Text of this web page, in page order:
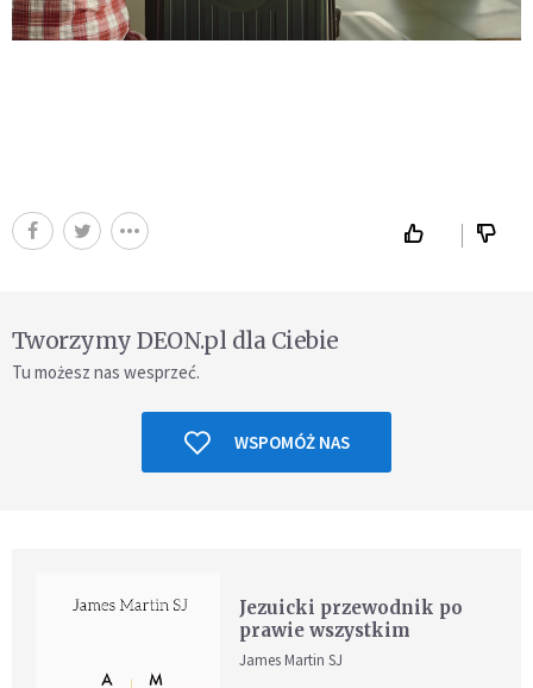
Tworzymy DEON.pl dla Ciebie
Tu możesz nas wesprzeć.
WSPOMÓŻ NAS
Jezuicki przewodnik po
prawie wszystkim
James Martin SJ